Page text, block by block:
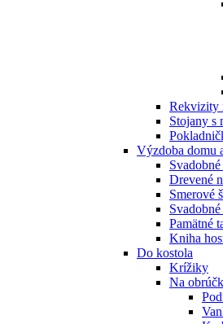
Rekvizity
Stojany s
Výzdoba domu
Drevené
Smerové
Pamätné
Kniha
Do kostola
Krížiky
Na